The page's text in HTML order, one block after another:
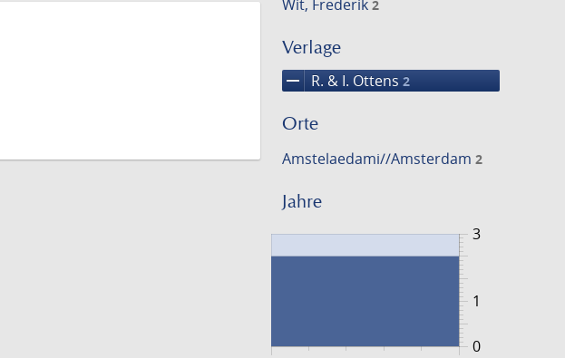
Wit, Frederik 2
Verlage
remove R. & I. Ottens 2
Orte
Amstelaedami//Amsterdam 2
Jahre
0
3
1